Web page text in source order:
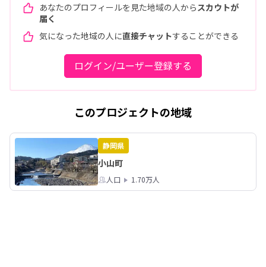
あなたのプロフィールを見た地域の人から スカウトが
届く
気になった地域の人に直接チャットすることができる
ログイン/ユーザー登録する
このプロジェクトの地域
静岡県
小山町
人口 1.70万人